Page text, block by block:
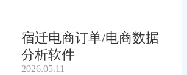
宿迁电商订单/电商数据
分析软件
2026.05.11